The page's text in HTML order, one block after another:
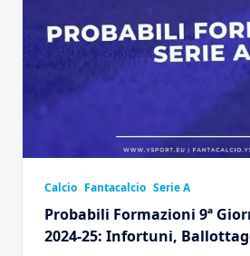
Calcio Fantacalcio Serie A
Probabili Formazioni 9ª
2024-25: Infortuni,